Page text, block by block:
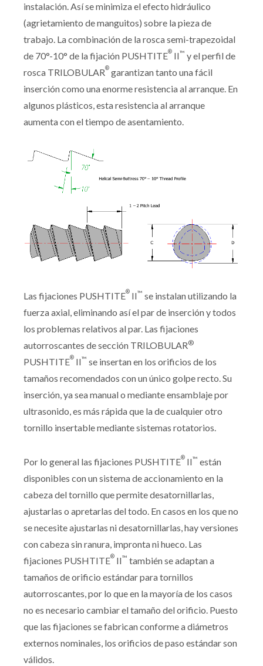
instalación. Así se minimiza el efecto hidráulico
(agrietamiento de manguitos) sobre la pieza de
trabajo. La combinación de la rosca semi-trapezoidal
de 70°-10° de la fijación PUSHTITE® II™ y el perfil de
rosca TRILOBULAR® garantizan tanto una fácil
inserción como una enorme resistencia al arranque. En
algunos plásticos, esta resistencia al arranque
aumenta con el tiempo de asentamiento.
Las fijaciones PUSHTITE® II™ se instalan utilizando la
fuerza axial, eliminando así el par de inserción y todos
los problemas relativos al par. Las fijaciones
autorroscantes de sección TRILOBULAR®
PUSHTITE® II™ se insertan en los orificios de los
tamaños recomendados con un único golpe recto. Su
inserción, ya sea manual o mediante ensamblaje por
ultrasonido, es más rápida que la de cualquier otro
tornillo insertable mediante sistemas rotatorios.
Por lo general las fijaciones PUSHTITE® II™ están
disponibles con un sistema de accionamiento en la
cabeza del tornillo que permite desatornillarlas,
ajustarlas o apretarlas del todo. En casos en los que no
se necesite ajustarlas ni desatornillarlas, hay versiones
con cabeza sin ranura, impronta ni hueco. Las
fijaciones PUSHTITE® II™ también se adaptan a
tamaños de orificio estándar para tornillos
autorroscantes, por lo que en la mayoría de los casos
no es necesario cambiar el tamaño del orificio. Puesto
que las fijaciones se fabrican conforme a diámetros
externos nominales, los orificios de paso estándar son
válidos.